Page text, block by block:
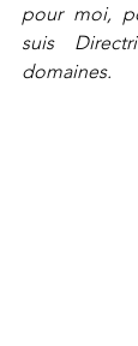
pour moi,
suis
domaines.